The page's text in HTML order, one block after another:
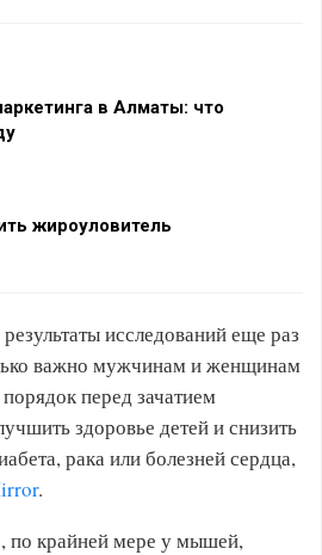
в Алматы: что
жироуловитель
исследований еще раз
важно мужчинам и женщинам
перед зачатием
здоровье детей и снизить
рака или болезней сердца,
.
по крайней мере у мышей,